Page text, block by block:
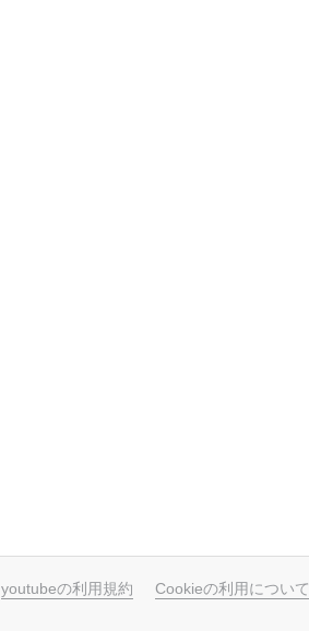
youtubeの利用規約 Cookieの利用について